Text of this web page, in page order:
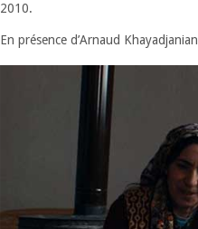
2010.
En présence d’Arnaud Khayadjanian